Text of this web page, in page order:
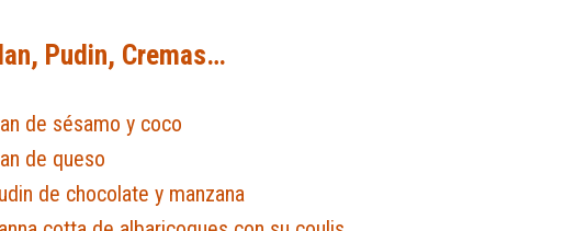
Pudin, Cremas…
de sésamo y coco
de queso
de chocolate y manzana